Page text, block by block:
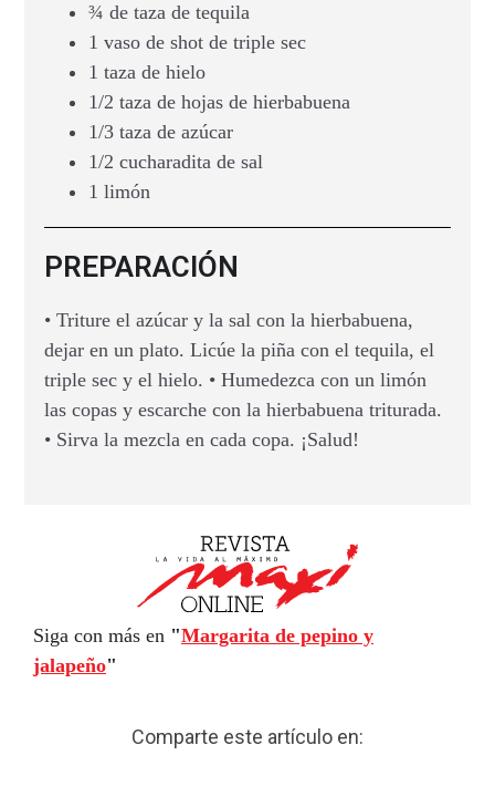
¾ de taza de tequila
1 vaso de shot de triple sec
1 taza de hielo
1/2 taza de hojas de hierbabuena
1/3 taza de azúcar
1/2 cucharadita de sal
1 limón
PREPARACIÓN
• Triture el azúcar y la sal con la hierbabuena,
dejar en un plato. Licúe la piña con el tequila, el
triple sec y el hielo. • Humedezca con un limón
las copas y escarche con la hierbabuena triturada.
• Sirva la mezcla en cada copa. ¡Salud!
Siga con más en "Margarita de pepino y
jalapeño"
Comparte este artículo en: